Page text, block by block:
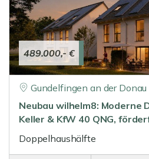
489.000,- €
Gundelfingen an der Donau
Neubau wilhelm8: Moderne
Keller & KfW 40 QNG,
Doppelhaushälfte